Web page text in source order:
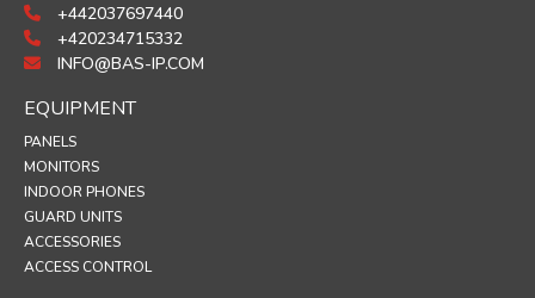
+442037697440
+420234715332
INFO@BAS-IP.COM
EQUIPMENT
PANELS
MONITORS
INDOOR PHONES
GUARD UNITS
ACCESSORIES
ACCESS CONTROL